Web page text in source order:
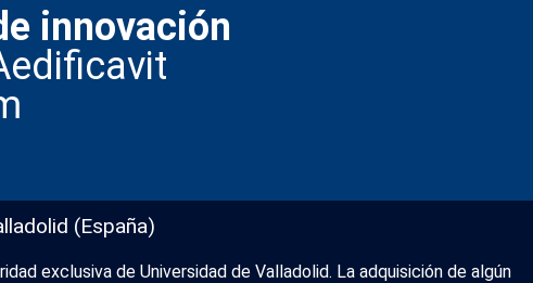
innovación
(España)
exclusiva de Universidad de Valladolid. La adquisición de algún